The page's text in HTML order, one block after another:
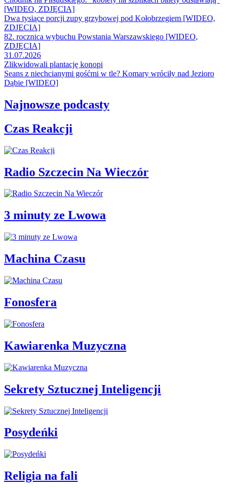
[WIDEO, ZDJĘCIA]
Dwa tysiące porcji zupy grzybowej pod Kołobrzegiem [WIDEO,
ZDJECIA]
82. rocznica wybuchu Powstania Warszawskiego [WIDEO,
ZDJĘCIA]
31.07.2026
Zlikwidowali plantację konopi
Seans z niechcianymi gośćmi w tle? Komary wróciły nad Jezioro
Dąbie [WIDEO]
Najnowsze podcasty
Czas Reakcji
Radio Szczecin Na Wieczór
3 minuty ze Lwowa
Machina Czasu
Fonosfera
Kawiarenka Muzyczna
Sekrety Sztucznej Inteligencji
Posydeńki
Religia na fali